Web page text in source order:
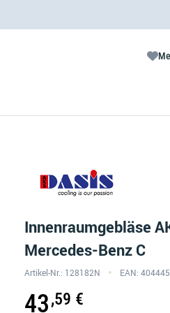
Innenraumgebläse
Mercedes-Benz C
Artikel-Nr.: 128182N EAN:
43,59 €